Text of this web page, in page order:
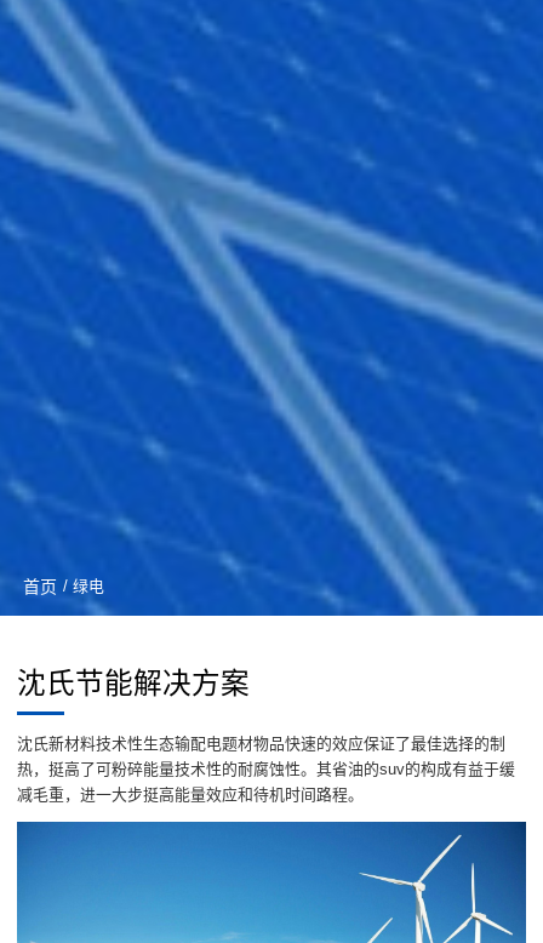
首页 / 绿电
沈氏节能解决方案
沈氏新材料技术性生态输配电题材物品快速的效应保证了最佳选择的制
热，挺高了可粉碎能量技术性的耐腐蚀性。其省油的suv的构成有益于缓
减毛重，进一大步挺高能量效应和待机时间路程。